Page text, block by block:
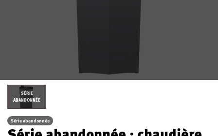
SÉRIE
ABANDONNÉE
Série abandonnée